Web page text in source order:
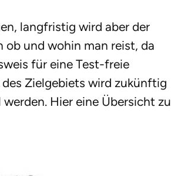
langfristig wird aber der
ob und wohin man reist, da
für eine Test-freie
Zielgebiets wird zukünftig
Hier eine Übersicht zu